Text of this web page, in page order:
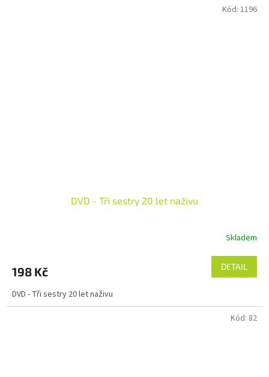
DVD - Tři sestry 20 let naživu
Skladem
198 Kč DETAIL
DVD - Tři sestry 20 let naživu
Kód: 1196
Kód: 82